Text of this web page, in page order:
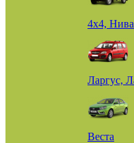
4х4,
Ларгус,
Веста